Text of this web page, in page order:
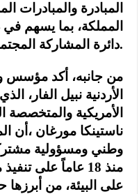
المبادرة
المملكة، بما يسهم
دائرة المشاركة المجتمعية.
من جانبه، أكد مؤسس
الأردنية نبيل الفار،
الأمريكية والمتخصصة
ناستينكا مورغان ،أن
وطني ومسؤولية
منذ 18 عاماً على
على البيئة، من